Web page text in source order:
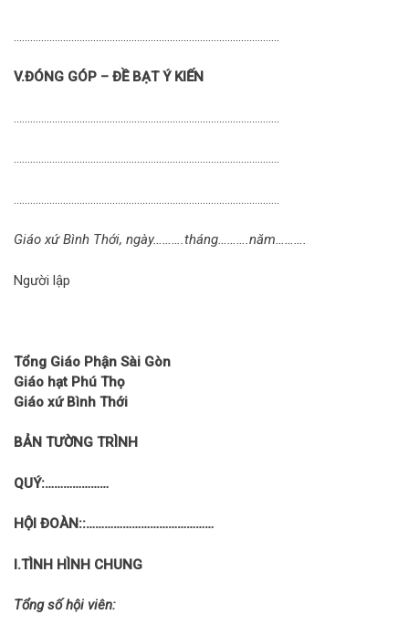
…………………………………………………………………………………….
V.ĐÓNG GÓP – ĐỀ BẠT Ý KIẾN
…………………………………………………………………………………….
…………………………………………………………………………………….
…………………………………………………………………………………….
Giáo xứ Bình Thới, ngày……….tháng……….năm……….
Người lập
Tổng Giáo Phận Sài Gòn
Giáo hạt Phú Thọ
Giáo xứ Bình Thới
BẢN TƯỜNG TRÌNH
QUÝ:…………………
HỘI ĐOÀN::……………………………………
I.TÌNH HÌNH CHUNG
Tổng số hội viên: